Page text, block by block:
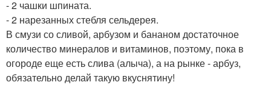
- 2 чашки шпината.
- 2 нарезанных стебля сельдерея.
В смузи со сливой, арбузом и бананом достаточное
количество минералов и витаминов, поэтому, пока в
огороде еще есть слива (алыча), а на рынке - арбуз,
обязательно делай такую вкуснятину!